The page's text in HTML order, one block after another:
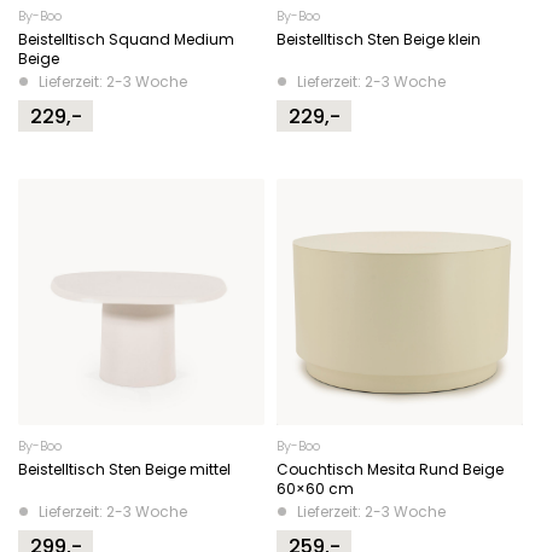
By-Boo
Beistelltisch Squand Medium
Beige
Lieferzeit: 2-3 Woche
229,-
By-Boo
Beistelltisch Sten Beige klein
Lieferzeit: 2-3 Woche
229,-
By-Boo
Beistelltisch Sten Beige mittel
Lieferzeit: 2-3 Woche
By-Boo
Couchtisch Mesita Rund Beige
60×60 cm
Lieferzeit: 2-3 Woche